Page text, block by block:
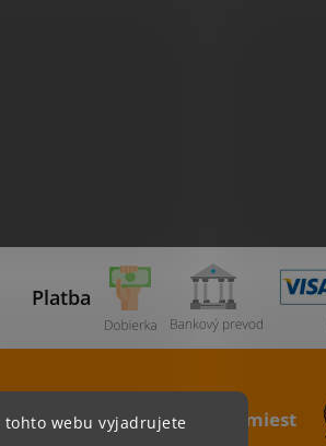
tohto webu vyjadrujete
Platba
Viac ako 4000 výdajných miest